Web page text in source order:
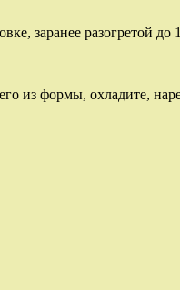
заранее разогретой
из формы, охладите,